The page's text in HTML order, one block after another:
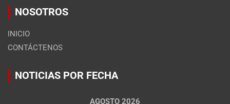
NOSOTROS
INICIO
CONTÁCTENOS
NOTICIAS POR FECHA
AGOSTO 2026